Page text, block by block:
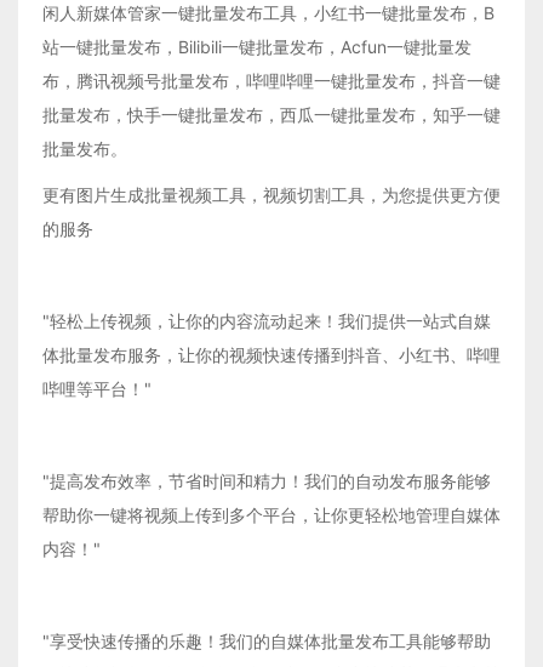
闲人新媒体管家一键批量发布工具，小红书一键批量发布，B
站一键批量发布，Bilibili一键批量发布，Acfun一键批量发
布，腾讯视频号批量发布，哔哩哔哩一键批量发布，抖音一键
批量发布，快手一键批量发布，西瓜一键批量发布，知乎一键
批量发布。
更有图片生成批量视频工具，视频切割工具，为您提供更方便
的服务
"轻松上传视频，让你的内容流动起来！我们提供一站式自媒
体批量发布服务，让你的视频快速传播到抖音、小红书、哔哩
哔哩等平台！"
"提高发布效率，节省时间和精力！我们的自动发布服务能够
帮助你一键将视频上传到多个平台，让你更轻松地管理自媒体
内容！"
"享受快速传播的乐趣！我们的自媒体批量发布工具能够帮助